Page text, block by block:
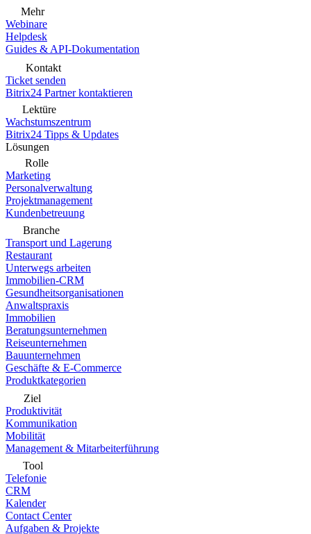
Mehr
Webinare
Helpdesk
Guides & API-Dokumentation
Kontakt
Ticket senden
Bitrix24 Partner kontaktieren
Lektüre
Wachstumszentrum
Bitrix24 Tipps & Updates
Lösungen
Rolle
Marketing
Personalverwaltung
Projektmanagement
Kundenbetreuung
Branche
Transport und Lagerung
Restaurant
Unterwegs arbeiten
Immobilien-CRM
Gesundheitsorganisationen
Anwaltspraxis
Immobilien
Beratungsunternehmen
Reiseunternehmen
Bauunternehmen
Geschäfte & E-Commerce
Produktkategorien
Ziel
Produktivität
Kommunikation
Mobilität
Management & Mitarbeiterführung
Tool
Telefonie
CRM
Kalender
Contact Center
Aufgaben & Projekte